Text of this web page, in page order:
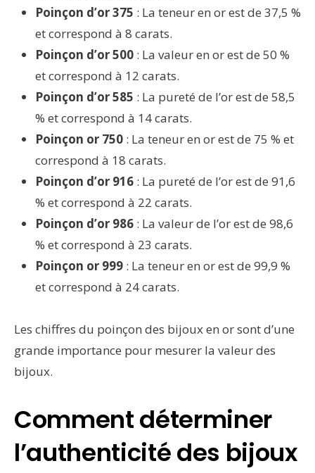
Poinçon d’or 375 : La teneur en or est de 37,5 %
et correspond à 8 carats.
Poinçon d’or 500 : La valeur en or est de 50 %
et correspond à 12 carats.
Poinçon d’or 585 : La pureté de l’or est de 58,5
% et correspond à 14 carats.
Poinçon or 750 : La teneur en or est de 75 % et
correspond à 18 carats.
Poinçon d’or 916 : La pureté de l’or est de 91,6
% et correspond à 22 carats.
Poinçon d’or 986 : La valeur de l’or est de 98,6
% et correspond à 23 carats.
Poinçon or 999 : La teneur en or est de 99,9 %
et correspond à 24 carats.
Les chiffres du poinçon des bijoux en or sont d’une
grande importance pour mesurer la valeur des
bijoux.
Comment déterminer
l’authenticité des bijoux